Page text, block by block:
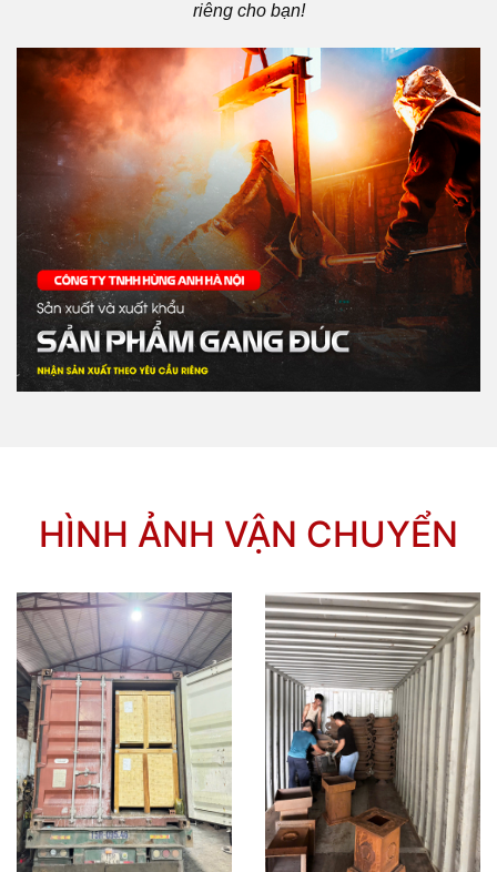
riêng cho bạn!
HÌNH ẢNH VẬN CHUYỂN